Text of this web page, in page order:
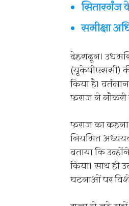
सितारगंज
समीक्षा
देहरादून।
(यूकेपीएससी)
किया है।
फराज ने
फराज का कहना
नियमित
बताया कि
किया। साथ ही
घटनाओं पर